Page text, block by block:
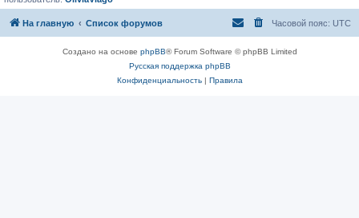
На главную Список форумов Часовой пояс: UTC
Создано на основе phpBB® Forum Software © phpBB Limited
Русская поддержка phpBB
Конфиденциальность| Правила